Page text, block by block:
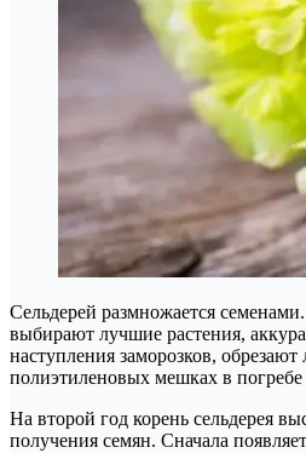
Сельдерей размножается
выбирают лучшие растения,
наступления заморозков, обрезают
полиэтиленовых мешках в
На второй год корень сельдерея
получения семян. Сначала